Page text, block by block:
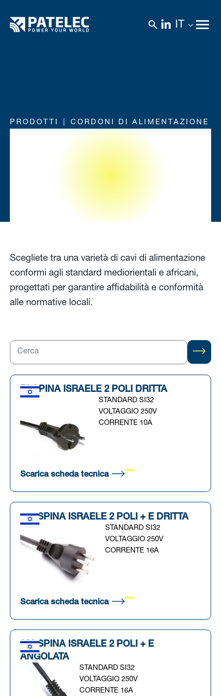
IT
PRODOTTI CORDONI DI ALIMENTAZIONE
Spine per il
Africa
Scegliete tra una varietà di cavi di alimentazione
conformi agli standard mediorientali e africani,
progettati per garantire affidabilità e conformità
alle normative locali.
52 SPINA ISRAELE 2 POLI DRITTA
STANDARD SI32
VOLTAGGIO 250V
CORRENTE 10A
Scarica scheda tecnica (Si apre in una nuova
188 SPINA ISRAELE 2 POLI + E DRITTA
STANDARD SI32
VOLTAGGIO 250V
CORRENTE 16A
Scarica scheda tecnica (Si apre in una nuova
189 SPINA ISRAELE 2 POLI + E
ANGOLATA
STANDARD SI32
VOLTAGGIO 250V
CORRENTE 16A